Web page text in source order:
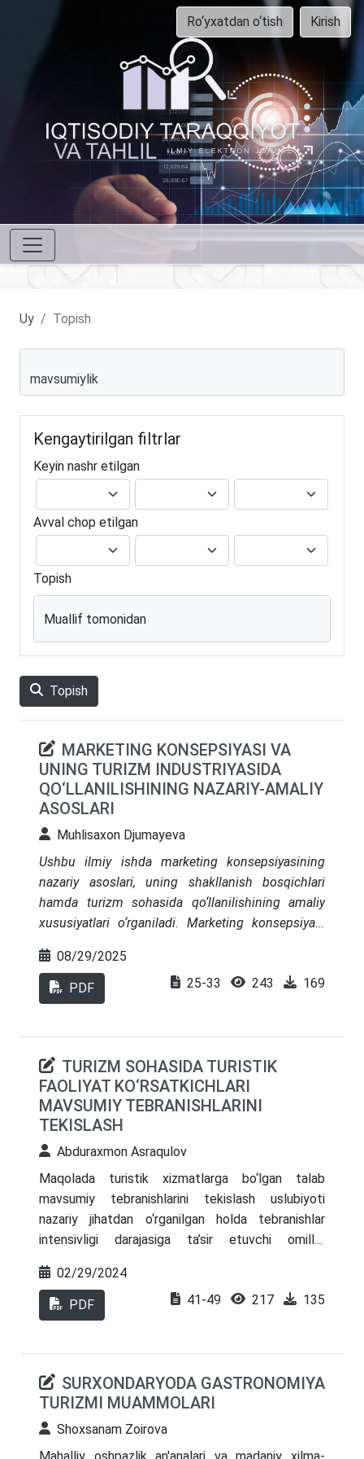
Ro‘yxatdan o‘tish Kirish
Uy Topish
Kengaytirilgan filtrlar
Keyin nashr etilgan
Avval chop etilgan
Topish
Muallif tomonidan
Topish
MARKETING KONSEPSIYASI VA
UNING TURIZM INDUSTRIYASIDA
QO‘LLANILISHINING NAZARIY-AMALIY
ASOSLARI
Muhlisaxon Djumayeva
Ushbu ilmiy ishda marketing konsepsiyasining
nazariy asoslari, uning shakllanish bosqichlari
hamda turizm sohasida qo‘llanilishining amaliy
xususiyatlari o‘rganiladi. Marketing konsepsiyasi
sotishga yo‘naltirilgan strategik yondashuv, balki
mijoz ehtiyojlariga chuqur e’tibor qaratishga
asoslangan boshqaruv falsafasi sifatida
aloqa, xizmat sifatining muhimligi – kontekstida
marketing vositalarining o‘rni tahlil qilinadi.
08/29/2025
PDF 25-33 243 169
TURIZM SOHASIDA TURISTIK
FAOLIYAT KO‘RSATKICHLARI
MAVSUMIY TEBRANISHLARINI
TEKISLASH
Abduraxmon Asraqulov
Maqolada turistik xizmatlarga bo‘lgan talab
mavsumiy tebranishlarini tekislash uslubiyoti
nazariy jihatdan o‘rganilgan holda tebranishlar
intensivligi darajasiga ta’sir etuvchi omillar
tebranishlar intensivligi darajasini boshqarish
(tekislash) bo‘yicha yo‘nalishlar aniqlangan.
02/29/2024
PDF 41-49 217 135
SURXONDARYODA GASTRONOMIYA
TURIZMI MUAMMOLARI
Shoxsanam Zoirova